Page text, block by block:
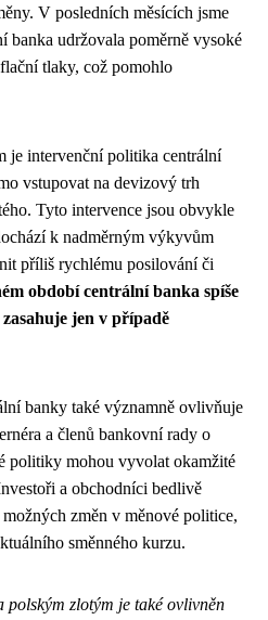
V posledních měsících jsme
banka udržovala poměrně vysoké
tlaky, což pomohlo
je intervenční politika centrální
vstupovat na devizový trh
Tyto intervence jsou obvykle
k nadměrným výkyvům
příliš rychlému posilování či
období centrální banka spíše
jen v případě
banky také významně ovlivňuje
a členů bankovní rady o
politiky mohou vyvolat okamžité
a obchodníci bedlivě
změn v měnové politice,
směnného kurzu.
polským zlotým je také ovlivněn